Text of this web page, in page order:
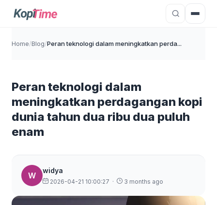
Home/Blog/Peran teknologi dalam meningkatkan perda...
Peran teknologi dalam
meningkatkan perdagangan kopi
dunia tahun dua ribu dua puluh
enam
W
widya
2026-04-21 10:00:27 · 3 months ago